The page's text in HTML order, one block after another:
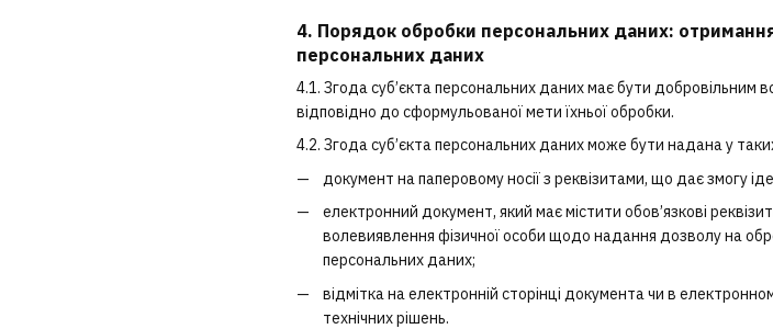
4. Порядок обробки персональних даних:
персональних даних
4.1. Згода суб’єкта персональних даних має бути
відповідно до сформульованої мети їхньої обробки.
4.2. Згода суб’єкта персональних даних може бути надана у
документ на паперовому носії з реквізитами, що дає змогу
електронний документ, який має містити обов’язкові
волевиявлення фізичної особи щодо надання дозволу на
персональних даних;
відмітка на електронній сторінці документа чи в
технічних рішень.